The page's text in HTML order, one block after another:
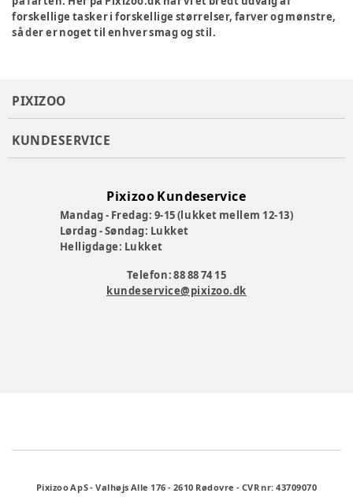
forskellige tasker i forskellige størrelser, farver og mønstre,
så der er noget til enhver smag og stil.
PIXIZOO
KUNDESERVICE
Pixizoo Kundeservice
Mandag - Fredag: 9-15 (lukket mellem 12-13)
Lørdag - Søndag: Lukket
Helligdage: Lukket
Telefon: 88 88 74 15
kundeservice@pixizoo.dk
Pixizoo ApS-Valhøjs Alle 176 - 2610 Rødovre - CVR nr: 43709070